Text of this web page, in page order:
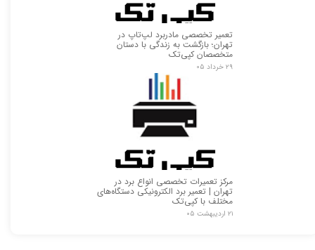
تعمیر تخصصی مادربرد لپ‌تاپ در
تهران؛ بازگشت به زندگی با دستان
متخصصان کپی‌تک
۲۹ خرداد ۰۵
مرکز تعمیرات تخصصی انواع برد در
تهران | تعمیر برد الکترونیکی دستگاه‌های
مختلف با کپی‌تک
۲۱ اردیبهشت ۰۵